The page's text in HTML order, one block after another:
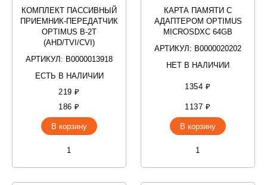
КОМПЛЕКТ ПАССИВНЫЙ
ПРИЕМНИК-ПЕРЕДАТЧИК
OPTIMUS B-2T
(AHD/TVI/CVI)
АРТИКУЛ: В0000013918
ЕСТЬ В НАЛИЧИИ
219 ₽
186 ₽
В корзину
КАРТА ПАМЯТИ С
АДАПТЕРОМ OPTIMUS
MICROSDXC 64GB
АРТИКУЛ: В0000020202
НЕТ В НАЛИЧИИ
1354 ₽
1137 ₽
В корзину